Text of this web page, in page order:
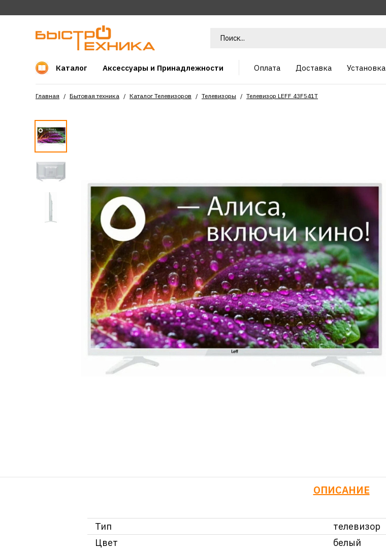
Каталог Аксессуары и Принадлежности Оплата Доставка Установка
Главная Бытовая техника Каталог Телевизоров Телевизоры Телевизор LEFF 43F541T
ОПИСАНИЕ
Тип
телевизор
Цвет
белый